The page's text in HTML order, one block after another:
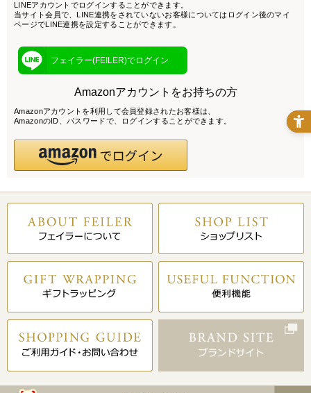
LINEアカウントでログインすることができます。
当サイト会員で、LINE連携をされていないお客様についてはログイン後のマイ
ページでLINE連携を設定することができます。
フェイラー(FEILER)でログイン
Amazonアカウントをお持ちの方
Amazonアカウントを利用して会員登録されたお客様は、
AmazonのID、パスワードで、ログインすることができます。